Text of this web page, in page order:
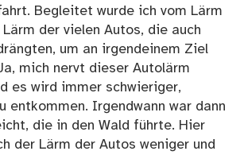
Begleitet wurde ich vom Lärm
der vielen Autos, die auch
um an irgendeinem Ziel
mich nervt dieser Autolärm
es wird immer schwieriger,
entkommen. Irgendwann war dann
die in den Wald führte. Hier
der Lärm der Autos weniger und